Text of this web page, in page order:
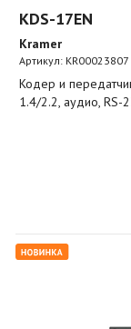
KDS-17EN
Kramer
Артикул: KR00023807
Кодер и
1.4/2.2, аудио, RS-